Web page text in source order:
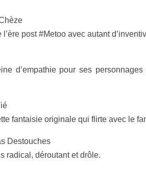
l’ère post #Metoo avec autant
d’empathie pour ses
fantaisie originale qui flirte avec le
Destouches
radical, déroutant et drôle.